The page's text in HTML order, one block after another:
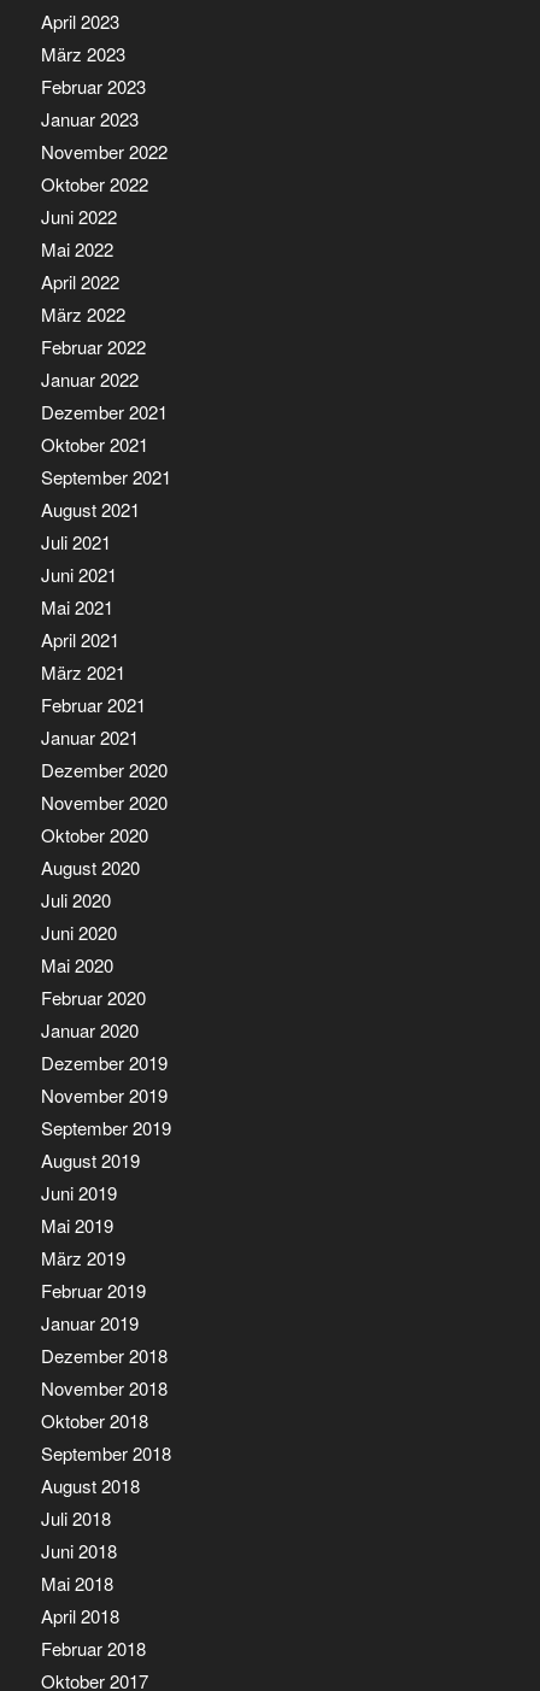
April 2023
März 2023
Februar 2023
Januar 2023
November 2022
Oktober 2022
Juni 2022
Mai 2022
April 2022
März 2022
Februar 2022
Januar 2022
Dezember 2021
Oktober 2021
September 2021
August 2021
Juli 2021
Juni 2021
Mai 2021
April 2021
März 2021
Februar 2021
Januar 2021
Dezember 2020
November 2020
Oktober 2020
August 2020
Juli 2020
Juni 2020
Mai 2020
Februar 2020
Januar 2020
Dezember 2019
November 2019
September 2019
August 2019
Juni 2019
Mai 2019
März 2019
Februar 2019
Januar 2019
Dezember 2018
November 2018
Oktober 2018
September 2018
August 2018
Juli 2018
Juni 2018
Mai 2018
April 2018
Februar 2018
Oktober 2017